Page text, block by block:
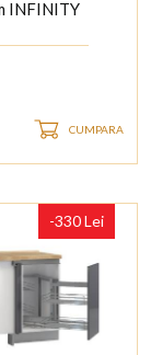
INFINITY
CUMPARA
-330 Lei